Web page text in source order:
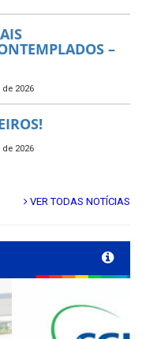
–
2026
2026
VER TODAS NOTÍCIAS